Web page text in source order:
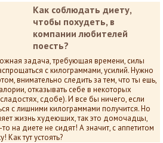
Как соблюдать диету,
чтобы похудеть, в
компании любителей
поесть?
задача, требующая времени, силы
с килограммами, усилий. Нужно
внимательно следить за тем, что ты ешь,
отказывать себе в некоторых
сдобе). И все бы ничего, если
с лишними килограммами получится. Но
жизнь худеющих, так это домочадцы,
на диете не сидят! А значит, с аппетитом
тут устоять?